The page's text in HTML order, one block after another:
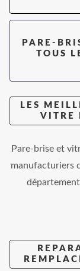
PARE-
TOUS
LES
VITRE
Pare-brise et
manufacturiers